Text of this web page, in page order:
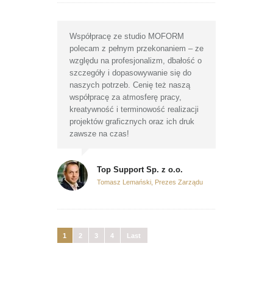
Współpracę ze studio MOFORM
polecam z pełnym przekonaniem – ze
względu na profesjonalizm, dbałość o
szczegóły i dopasowywanie się do
naszych potrzeb. Cenię też naszą
współpracę za atmosferę pracy,
kreatywność i terminowość realizacji
projektów graficznych oraz ich druk
zawsze na czas!
Top Support Sp. z o.o.
Tomasz Lemański, Prezes Zarządu
1 2 3 4 Last